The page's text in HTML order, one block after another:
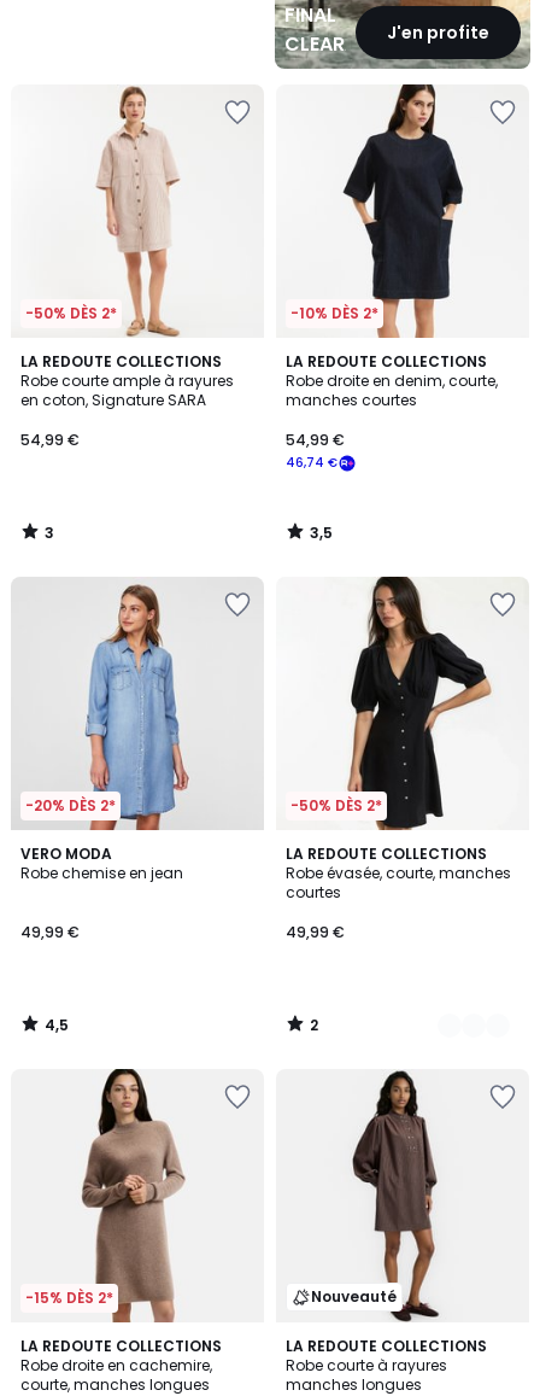
FINAL
CLEARANCEJ'en profite
-50% DÈS 2*
LA REDOUTE COLLECTIONS
Robe courte ample à rayures
en coton, Signature SARA
54,99 €
3
/
5
3
/
-10% DÈS 2*
LA REDOUTE COLLECTIONS
Robe droite en denim, courte,
manches courtes
46,74 €
54,99 €
3,5
/ 5
3,5
/
-20% DÈS 2*
VERO MODA
Robe chemise en jean
49,99 €
4,5
/ 5
4,5
/
-50% DÈS 2*
LA REDOUTE COLLECTIONS
Robe évasée, courte, manches
courtes
49,99 €
2
/
5
2
Couleurs
2
/
-15% DÈS 2*
LA REDOUTE COLLECTIONS
Robe droite en cachemire,
courte, manches longues
4,4
/ 5
Nouveauté
LA REDOUTE COLLECTIONS
Robe courte à rayures
manches longues